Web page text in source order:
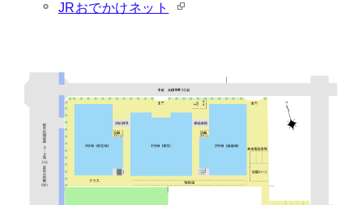
JRおでかけネット